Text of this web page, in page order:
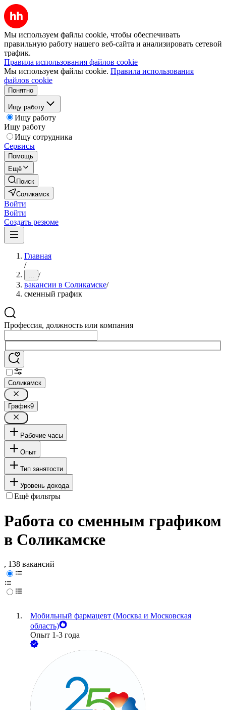
Мы используем файлы cookie, чтобы обеспечивать
правильную работу нашего веб-сайта и анализировать сетевой
трафик.
Правила использования файлов cookie
Мы используем файлы cookie. Правила использования
файлов cookie
Понятно
Ищу работу
Ищу работу
Ищу работу
Ищу сотрудника
Сервисы
Помощь
Ещё
Поиск
Соликамск
Войти
Войти
Создать резюме
Главная
/
... /
вакансии в Соликамске/
сменный график
Профессия, должность или компания
Соликамск
График9
Рабочие часы
Опыт
Тип занятости
Уровень дохода
Ещё фильтры
Работа со сменным графиком
в Соликамске
, 138 вакансий
Мобильный фармацевт (Москва и Московская
область)
Опыт 1-3 года